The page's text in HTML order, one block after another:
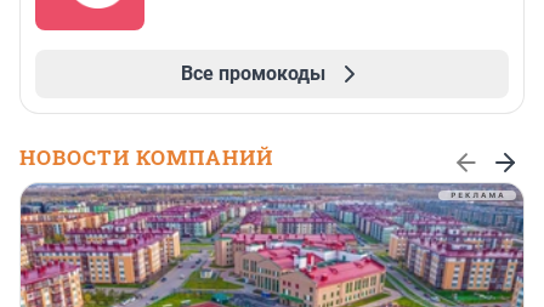
Все промокоды
НОВОСТИ КОМПАНИЙ